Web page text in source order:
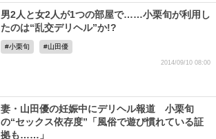
男2人と女2人が1つの部屋で……小栗旬が利用し
たのは“乱交デリヘル”か!?
小栗旬 山田優
2014/09/10 08:00
妻・山田優の妊娠中にデリヘル報道 小栗旬
の“セックス依存度”「風俗で遊び慣れている証
拠も……」